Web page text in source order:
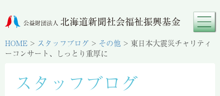
HOME > スタッフブログ > その他 > 東日本大震災チャリティ
ーコンサート、しっとり重厚に
スタッフブログ